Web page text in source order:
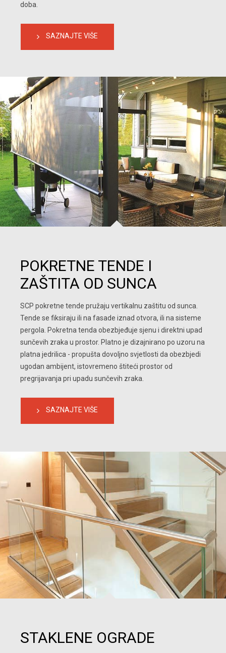
doba.
SAZNAJTE VIŠE
POKRETNE TENDE I
ZAŠTITA OD SUNCA
SCP pokretne tende pružaju vertikalnu zaštitu od sunca.
Tende se fiksiraju ili na fasade iznad otvora, ili na sisteme
pergola. Pokretna tenda obezbjeđuje sjenu i direktni upad
sunčevih zraka u prostor. Platno je dizajnirano po uzoru na
platna jedrilica - propušta dovoljno svjetlosti da obezbjedi
ugodan ambijent, istovremeno štiteći prostor od
pregrijavanja pri upadu sunčevih zraka.
SAZNAJTE VIŠE
STAKLENE OGRADE